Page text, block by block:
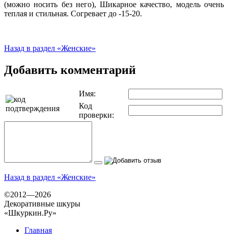
(можно носить без него), Шикарное качество, модель очень
теплая и стильная. Согревает до -15-20.
Назад в раздел «Женские»
Добавить комментарий
Имя:
Код
проверки:
Назад в раздел «Женские»
©2012—2026
Декоративные шкуры
«Шкуркин.Ру»
Главная